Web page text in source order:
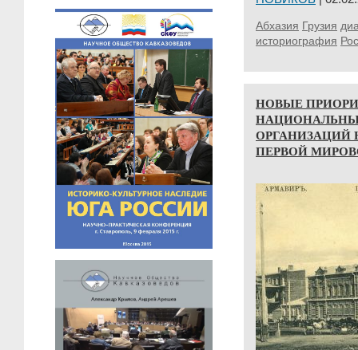
Абхазия Грузия
историография
НОВЫЕ
ОРГАНИЗАЦИЙ
ПЕРВОЙ